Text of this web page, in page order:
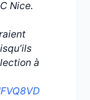
Nice.
à